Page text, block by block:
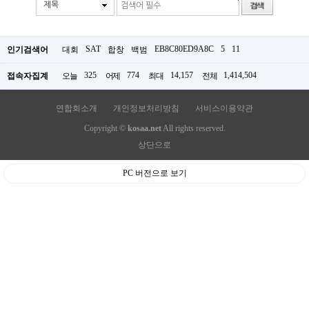
제목
인기검색어 대회 SAT 합창 백범 EB8C80ED9A8C 5 11
접속자집계 오늘 325 어제 774 최대 14,157 전체 1,414,504
연합회소개 개인정보처리방침 서비스이용약관
Copyright © kosaa.netAll rights reserved.
상단으로
PC 버전으로 보기